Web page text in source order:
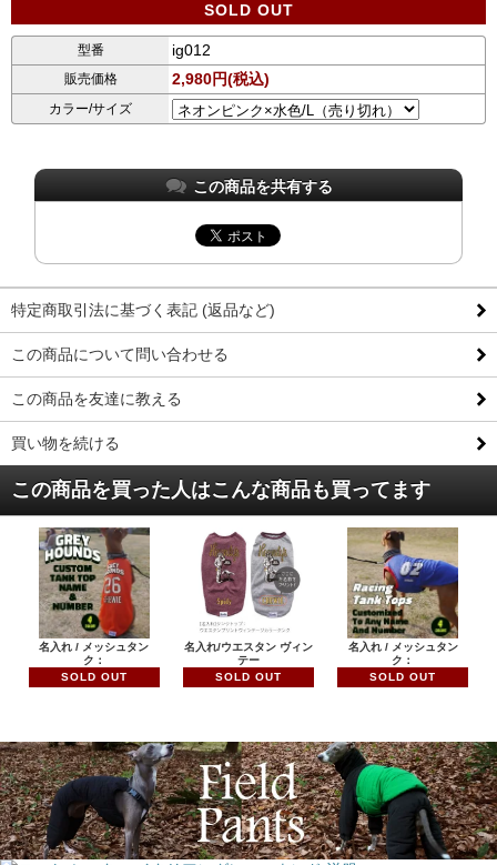
SOLD OUT
型番 ig012
販売価格 2,980円(税込)
カラー/サイズ
この商品を共有する
特定商取引法に基づく表記 (返品など)
この商品について問い合わせる
この商品を友達に教える
買い物を続ける
この商品を買った人はこんな商品も買ってます
名入れ / メッシュタン
ク：
SOLD OUT
名入れ/ウエスタン ヴィン
テー
SOLD OUT
名入れ / メッシュタン
ク：
SOLD OUT